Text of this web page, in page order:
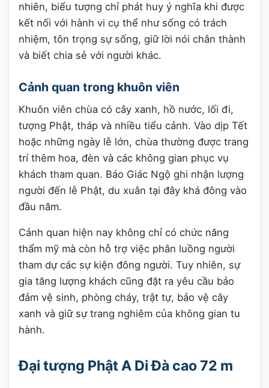
nhiên, biểu tượng chỉ phát huy ý nghĩa khi được
kết nối với hành vi cụ thể như sống có trách
nhiệm, tôn trọng sự sống, giữ lời nói chân thành
và biết chia sẻ với người khác.
Cảnh quan trong khuôn viên
Khuôn viên chùa có cây xanh, hồ nước, lối đi,
tượng Phật, tháp và nhiều tiểu cảnh. Vào dịp Tết
hoặc những ngày lễ lớn, chùa thường được trang
trí thêm hoa, đèn và các không gian phục vụ
khách tham quan. Báo Giác Ngộ ghi nhận lượng
người đến lễ Phật, du xuân tại đây khá đông vào
đầu năm.
Cảnh quan hiện nay không chỉ có chức năng
thẩm mỹ mà còn hỗ trợ việc phân luồng người
tham dự các sự kiện đông người. Tuy nhiên, sự
gia tăng lượng khách cũng đặt ra yêu cầu bảo
đảm vệ sinh, phòng cháy, trật tự, bảo vệ cây
xanh và giữ sự trang nghiêm của không gian tu
hành.
Đại tượng Phật A Di Đà cao 72 m